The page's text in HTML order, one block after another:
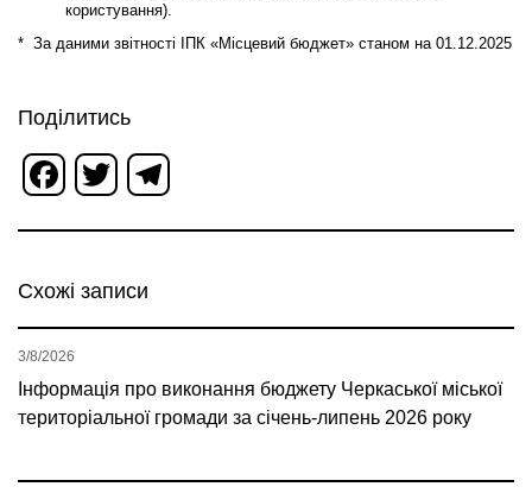
користування).
* За даними звітності ІПК «Місцевий бюджет» станом на 01.12.2025
Поділитись
Facebook
Twitter
Схожі записи
Інформація про виконання бюджету Черкаської міської
територіальної громади за січень-липень 2026 року
3/8/2026